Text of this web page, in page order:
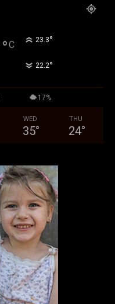
°C 23.3°
22.2°
17%
WED
35°
THU
24°